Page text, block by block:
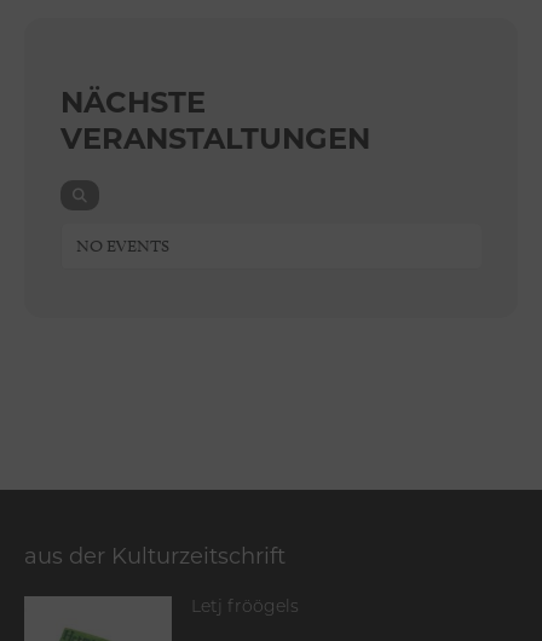
NÄCHSTE
VERANSTALTUNGEN
NO EVENTS
aus der Kulturzeitschrift
Letj fröögels